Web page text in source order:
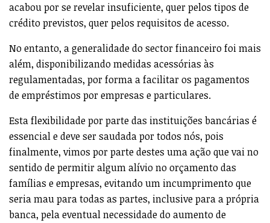
acabou por se revelar insuficiente, quer pelos tipos de
crédito previstos, quer pelos requisitos de acesso.
No entanto, a generalidade do sector financeiro foi mais
além, disponibilizando medidas acessórias às
regulamentadas, por forma a facilitar os pagamentos
de empréstimos por empresas e particulares.
Esta flexibilidade por parte das instituições bancárias é
essencial e deve ser saudada por todos nós, pois
finalmente, vimos por parte destes uma ação que vai no
sentido de permitir algum alívio no orçamento das
famílias e empresas, evitando um incumprimento que
seria mau para todas as partes, inclusive para a própria
banca, pela eventual necessidade do aumento de